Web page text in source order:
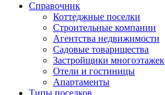
Справочник
Коттеджные поселки
Строительные компании
Агентства недвижимости
Садовые товарищества
Застройщики многоэтажек
Отели и гостиницы
Апартаменты